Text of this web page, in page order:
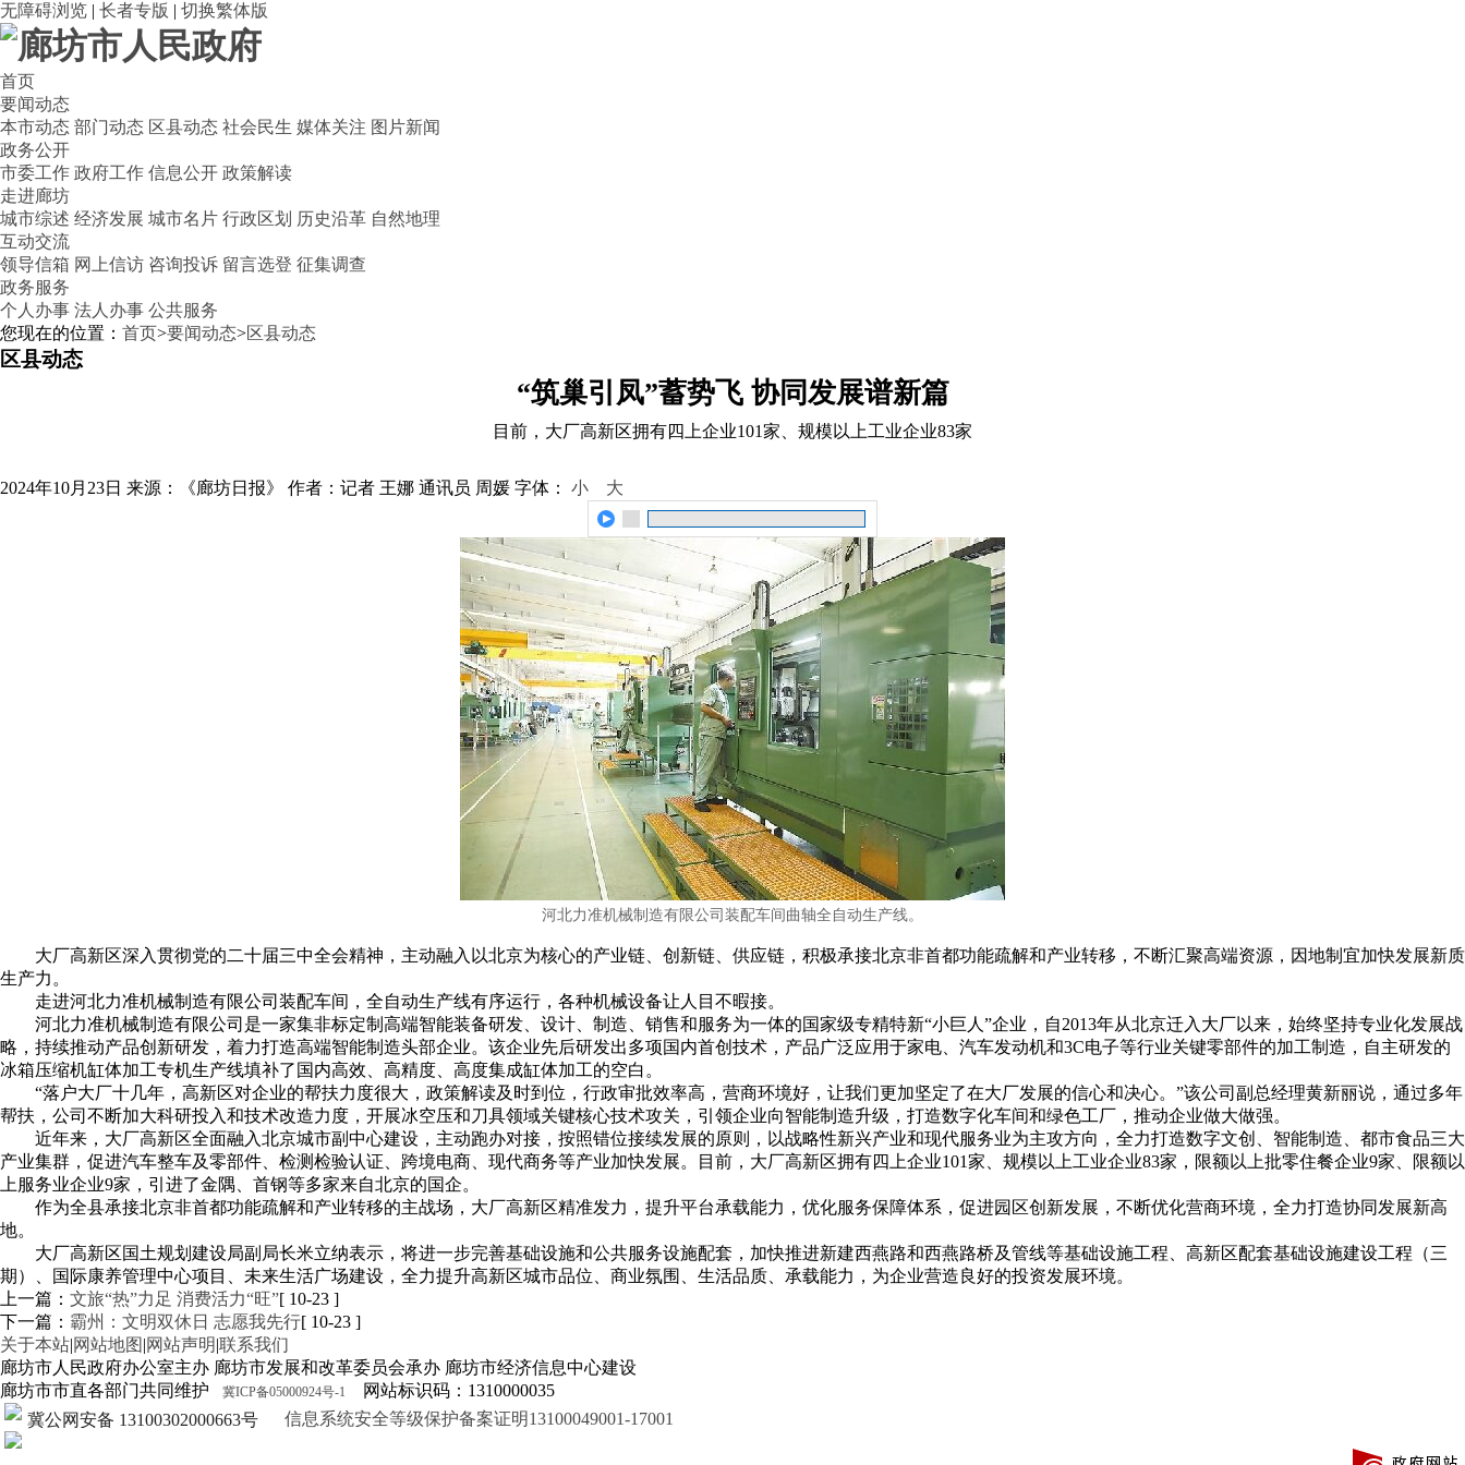
无障碍浏览 | 长者专版 | 切换繁体版
首页
要闻动态
本市动态 部门动态 区县动态 社会民生 媒体关注 图片新闻
政务公开
市委工作 政府工作 信息公开 政策解读
走进廊坊
城市综述 经济发展 城市名片 行政区划 历史沿革 自然地理
互动交流
领导信箱 网上信访 咨询投诉 留言选登 征集调查
政务服务
个人办事 法人办事 公共服务
您现在的位置： 首页>要闻动态>区县动态
区县动态
“筑巢引凤”蓄势飞 协同发展谱新篇
目前，大厂高新区拥有四上企业101家、规模以上工业企业83家
2024年10月23日 来源：《廊坊日报》 作者：记者 王娜 通讯员 周媛 字体： 小 大
河北力准机械制造有限公司装配车间曲轴全自动生产线。
大厂高新区深入贯彻党的二十届三中全会精神，主动融入以北京为核心的产业链、创新链、供应链，积极承接北京非首都功能疏解和产业转移，不断汇聚高端资源，因地制宜加快发展新质
生产力。
走进河北力准机械制造有限公司装配车间，全自动生产线有序运行，各种机械设备让人目不暇接。
河北力准机械制造有限公司是一家集非标定制高端智能装备研发、设计、制造、销售和服务为一体的国家级专精特新“小巨人”企业，自2013年从北京迁入大厂以来，始终坚持专业化发展战
略，持续推动产品创新研发，着力打造高端智能制造头部企业。该企业先后研发出多项国内首创技术，产品广泛应用于家电、汽车发动机和3C电子等行业关键零部件的加工制造，自主研发的
冰箱压缩机缸体加工专机生产线填补了国内高效、高精度、高度集成缸体加工的空白。
“落户大厂十几年，高新区对企业的帮扶力度很大，政策解读及时到位，行政审批效率高，营商环境好，让我们更加坚定了在大厂发展的信心和决心。”该公司副总经理黄新丽说，通过多年
帮扶，公司不断加大科研投入和技术改造力度，开展冰空压和刀具领域关键核心技术攻关，引领企业向智能制造升级，打造数字化车间和绿色工厂，推动企业做大做强。
近年来，大厂高新区全面融入北京城市副中心建设，主动跑办对接，按照错位接续发展的原则，以战略性新兴产业和现代服务业为主攻方向，全力打造数字文创、智能制造、都市食品三大
产业集群，促进汽车整车及零部件、检测检验认证、跨境电商、现代商务等产业加快发展。目前，大厂高新区拥有四上企业101家、规模以上工业企业83家，限额以上批零住餐企业9家、限额以
上服务业企业9家，引进了金隅、首钢等多家来自北京的国企。
作为全县承接北京非首都功能疏解和产业转移的主战场，大厂高新区精准发力，提升平台承载能力，优化服务保障体系，促进园区创新发展，不断优化营商环境，全力打造协同发展新高
地。
大厂高新区国土规划建设局副局长米立纳表示，将进一步完善基础设施和公共服务设施配套，加快推进新建西燕路和西燕路桥及管线等基础设施工程、高新区配套基础设施建设工程（三
期）、国际康养管理中心项目、未来生活广场建设，全力提升高新区城市品位、商业氛围、生活品质、承载能力，为企业营造良好的投资发展环境。
上一篇： 文旅“热”力足 消费活力“旺”[ 10-23 ]
下一篇： 霸州：文明双休日 志愿我先行[ 10-23 ]
关于本站|网站地图 |网站声明|联系我们
廊坊市人民政府办公室主办 廊坊市发展和改革委员会承办 廊坊市经济信息中心建设
廊坊市市直各部门共同维护
冀ICP备05000924号-1
网站标识码：1310000035
冀公网安备 13100302000663号
信息系统安全等级保护备案证明13100049001-17001